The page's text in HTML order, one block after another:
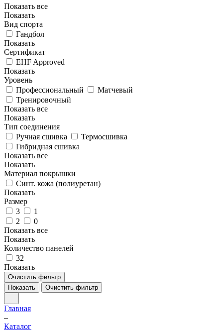
Показать все
Показать
Вид спорта
Гандбол
Показать
Сертификат
EHF Approved
Показать
Уровень
Профессиональный
Матчевый
Тренировочный
Показать все
Показать
Тип соединения
Ручная сшивка
Термосшивка
Гибридная сшивка
Показать все
Показать
Материал покрышки
Синт. кожа (полиуретан)
Показать
Размер
3
1
2
0
Показать все
Показать
Количество панелей
32
Показать
Очистить фильтр
Показать
Очистить фильтр
Главная
–
Каталог